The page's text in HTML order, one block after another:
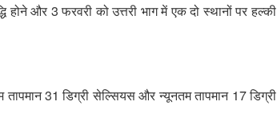
होने और 3 फरवरी को उत्तरी भाग में एक दो स्थानों पर हल्की
31 डिग्री सेल्सियस और न्यूनतम तापमान 17 डिग्री